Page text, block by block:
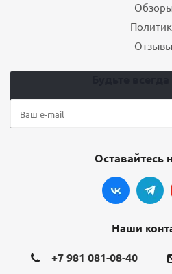
Отзывы
Оставайтесь
Наши
+7 981 081-08-40